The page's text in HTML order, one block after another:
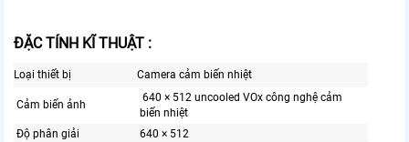
ĐẶC TÍNH KĨ THUẬT :
Loại thiết bị Camera cảm biến nhiệt
Cảm biến ảnh
640 × 512 uncooled VOx công nghệ cảm
biến nhiệt
Độ phân giải
640 × 512